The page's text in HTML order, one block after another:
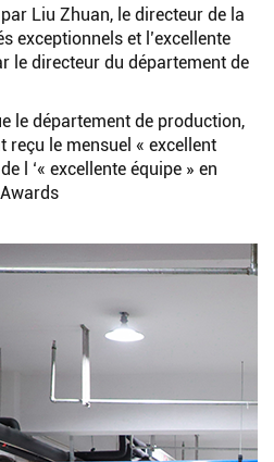
Liu Zhuan, le directeur de la
exceptionnels et l’excellente
le directeur du département de
le département de production,
reçu le mensuel « excellent
l ‘« excellente équipe » en